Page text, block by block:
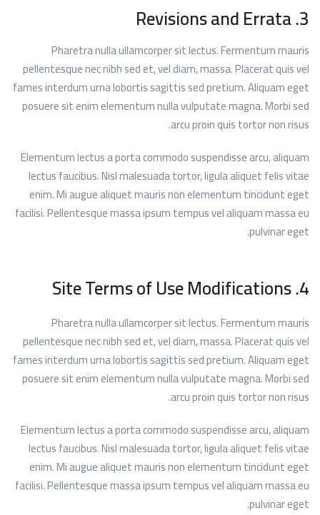
3. Revisions and Errata
Pharetra nulla ullamcorper sit lectus. Fermentum mauris
pellentesque nec nibh sed et, vel diam, massa. Placerat quis vel
fames interdum urna lobortis sagittis sed pretium. Aliquam eget
posuere sit enim elementum nulla vulputate magna. Morbi sed
arcu proin quis tortor non risus.
Elementum lectus a porta commodo suspendisse arcu, aliquam
lectus faucibus. Nisl malesuada tortor, ligula aliquet felis vitae
enim. Mi augue aliquet mauris non elementum tincidunt eget
facilisi. Pellentesque massa ipsum tempus vel aliquam massa eu
pulvinar eget.
4. Site Terms of Use Modifications
Pharetra nulla ullamcorper sit lectus. Fermentum mauris
pellentesque nec nibh sed et, vel diam, massa. Placerat quis vel
fames interdum urna lobortis sagittis sed pretium. Aliquam eget
posuere sit enim elementum nulla vulputate magna. Morbi sed
arcu proin quis tortor non risus.
Elementum lectus a porta commodo suspendisse arcu, aliquam
lectus faucibus. Nisl malesuada tortor, ligula aliquet felis vitae
enim. Mi augue aliquet mauris non elementum tincidunt eget
facilisi. Pellentesque massa ipsum tempus vel aliquam massa eu
pulvinar eget.